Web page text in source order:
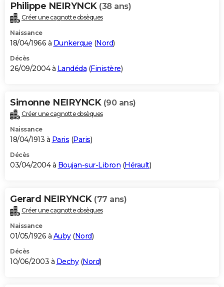
Philippe NEIRYNCK (38 ans)
Créer une cagnotte obsèques
Naissance
18/04/1966 à Dunkerque (Nord)
Décès
26/09/2004 à Landéda (Finistère)
Simonne NEIRYNCK (90 ans)
Créer une cagnotte obsèques
Naissance
18/04/1913 à Paris (Paris)
Décès
03/04/2004 à Boujan-sur-Libron (Hérault)
Gerard NEIRYNCK (77 ans)
Créer une cagnotte obsèques
Naissance
01/05/1926 à Auby(Nord)
Décès
10/06/2003 à Dechy(Nord)